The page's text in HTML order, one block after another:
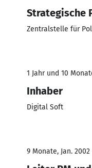
Strategische
Zentralstelle für
1 Jahr und 10
Inhaber
Digital Soft
9 Monate, Jan.